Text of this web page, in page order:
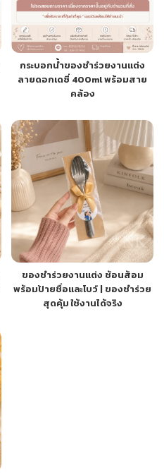
กระบอกน้ำของชำร่วยงานแต่ง
ลายดอกเดซี่ 400ml พร้อมสาย
คล้อง
ของชำร่วยงานแต่ง ช้อนส้อม
พร้อมป้ายชื่อและโบว์ | ของชำร่วย
สุดคุ้ม ใช้งานได้จริง